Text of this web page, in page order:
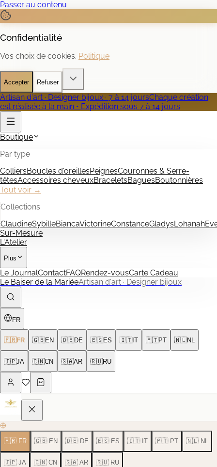
Passer au contenu
Confidentialité
Vos choix de cookies. Politique
Accepter Refuser
Artisan d'art · Designer bijoux · 7 à 14 joursChaque création
est réalisée à la main • Expédition sous 7 à 14 jours
Boutique
Par type
ColliersBoucles d'oreillesPeignesCouronnes & Serre-
têtesAccessoires cheveuxBraceletsBaguesBoutonnières
Tout voir →
Collections
ClaudineSybilleBiancaVictorineConstanceGladysLohanah
Sur-Mesure
L'Atelier
Plus
Le JournalContactFAQRendez-vousCarte Cadeau
Le Baiser de la MariéeArtisan d'art · Designer bijoux
FR
🇫🇷 FR 🇬🇧EN 🇩🇪DE 🇪🇸ES 🇮🇹IT 🇵🇹PT 🇳🇱NL
🇯🇵JA 🇨🇳CN 🇸🇦AR 🇷🇺RU
🇫🇷 FR 🇬🇧 EN 🇩🇪 DE 🇪🇸 ES 🇮🇹 IT 🇵🇹 PT 🇳🇱 NL
🇯🇵 JA 🇨🇳 CN 🇸🇦 AR 🇷🇺 RU